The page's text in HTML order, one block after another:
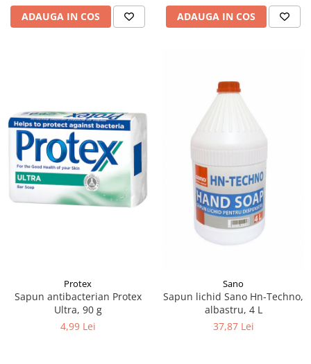
ADAUGA IN COS ADAUGA IN COS
Protex
Sapun antibacterian Protex
Ultra, 90 g
4,99 Lei
Sano
Sapun lichid Sano Hn-Techno,
albastru, 4 L
37,87 Lei